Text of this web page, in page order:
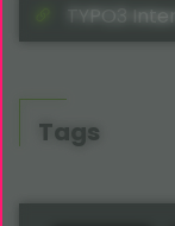
TYPO3
Tags